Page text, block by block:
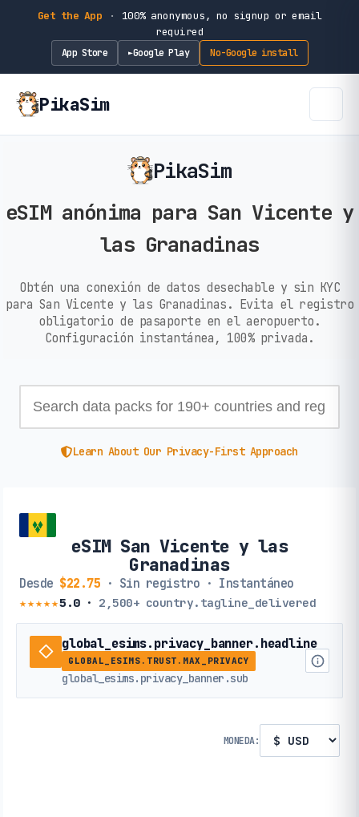
Get the App ·
100% anonymous, no signup or email
required
App Store ►Google Play No-Google install
PikaSim
PikaSim
eSIM anónima para San Vicente y
las Granadinas
Obtén una conexión de datos desechable y sin KYC
para San Vicente y las Granadinas. Evita el registro
obligatorio de pasaporte en el aeropuerto.
Configuración instantánea, 100% privada.
Learn About Our Privacy-First Approach
eSIM San Vicente y las
Granadinas
Desde $22.75 · Sin registro · Instantáneo
★★★★★5.0· 2,500+ country.tagline_delivered
global_esims.privacy_banner.headline
GLOBAL_ESIMS.TRUST.MAX_PRIVACY
global_esims.privacy_banner.sub
MONEDA: